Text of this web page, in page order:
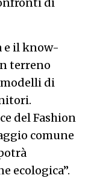
e il know-
terreno
di
del Fashion
comune
ecologica”.